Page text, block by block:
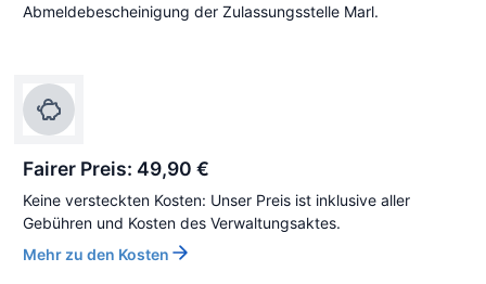
Abmeldebescheinigung der Zulassungsstelle Marl.
Fairer Preis: 49,90 €
Keine versteckten Kosten: Unser Preis ist inklusive aller
Gebühren und Kosten des Verwaltungsaktes.
Mehr zu den Kosten